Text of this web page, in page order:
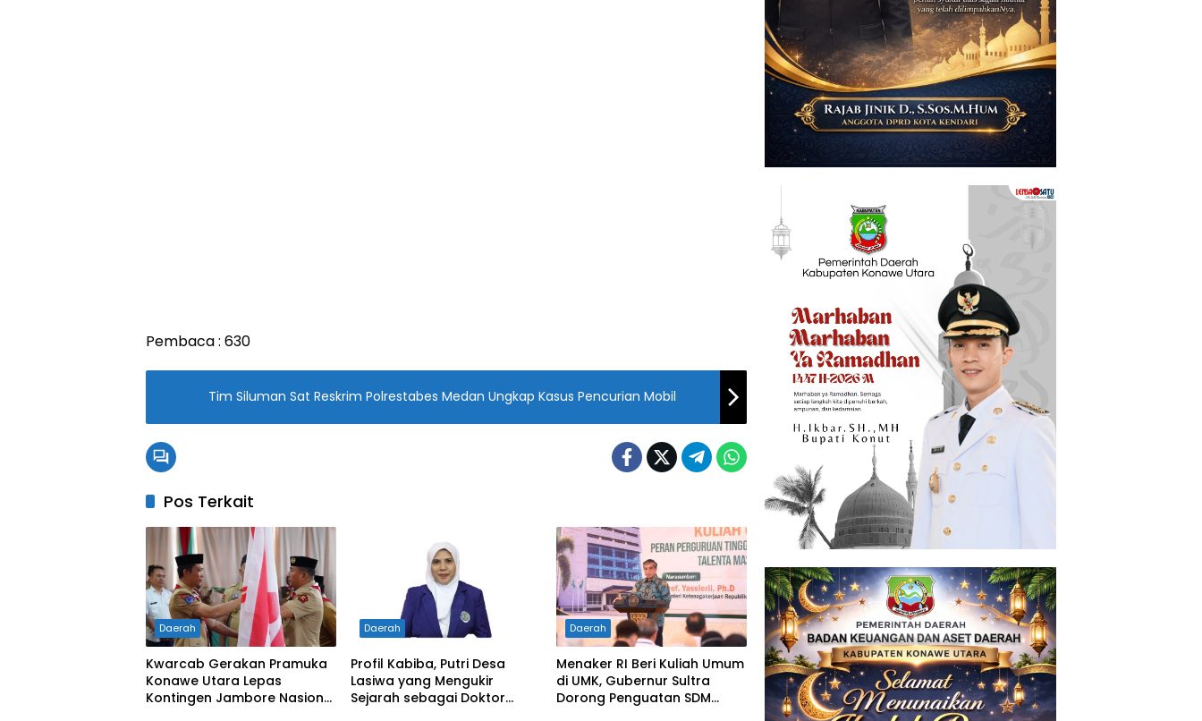
Pembaca : 630
Tim Siluman Sat Reskrim Polrestabes Medan Ungkap Kasus Pencurian Mobil
Pos Terkait
Daerah
Kwarcab Gerakan Pramuka
Konawe Utara Lepas
Kontingen Jambore Nasional
Daerah
Profil Kabiba, Putri Desa
Lasiwa yang Mengukir
Sejarah sebagai Doktor
Daerah
Menaker RI Beri Kuliah Umum
di UMK, Gubernur Sultra
Dorong Penguatan SDM